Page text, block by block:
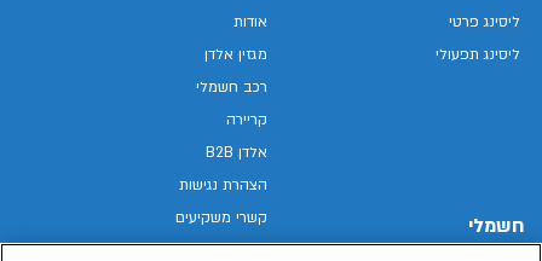
ליסינג פרטי
ליסינג תפעולי
חשמלי
אודות
מגזין אלדן
רכב חשמלי
קריירה
אלדן B2B
הצהרת נגישות
קשרי משקיעים
מפת האתר